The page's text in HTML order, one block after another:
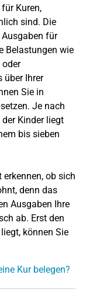
Kuren,
sind. Die
für
Belastungen wie
oder
über Ihrer
Sie in
Je nach
Kinder liegt
bis sieben
ob sich
denn das
Ausgaben Ihre
ab. Erst den
können Sie
Kur belegen?